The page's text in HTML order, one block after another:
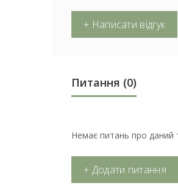
+ Написати відгук
Питання (0)
Немає питань про даний
+ Додати питання